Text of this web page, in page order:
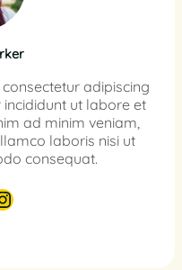
adipiscing
ut labore et
ad minim veniam,
laboris nisi ut
consequat.